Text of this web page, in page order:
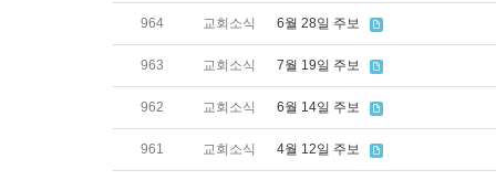
964 교회소식 6월 28일 주보
963 교회소식 7월 19일 주보
962 교회소식 6월 14일 주보
961 교회소식 4월 12일 주보